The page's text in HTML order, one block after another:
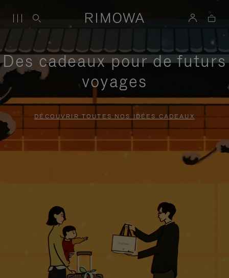
Des cadeaux pour de futurs
voyages
DÉCOUVRIR TOUTES NOS IDÉES CADEAUX